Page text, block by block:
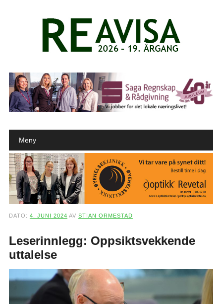
Main menu
Meny
DATO: 4. JUNI 2024 AV STIAN ORMESTAD
Leserinnlegg: Oppsiktsvekkende
uttalelse